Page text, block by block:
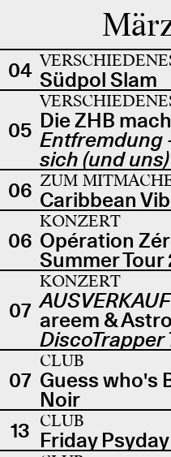
04 Südpol Slam
05 Die ZHB
Entfremdung
sich (und
06 ZUM
Caribbean
06
KONZERT
Opération
Summer Tour
07
KONZERT
areem &
DiscoTrapper
07
CLUB
Guess who's
Noir
13 CLUB
Friday Psyday